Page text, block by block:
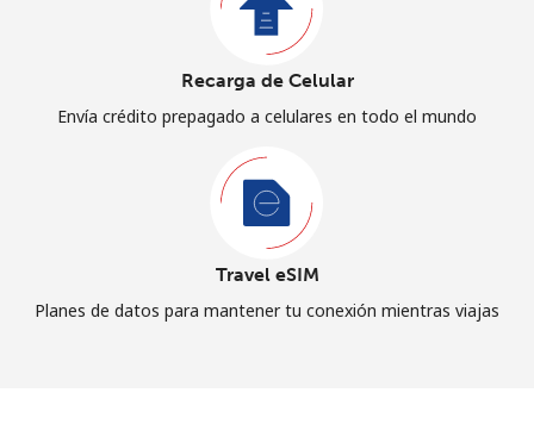
Recarga de Celular
Envía crédito prepagado a celulares en todo el mundo
Travel eSIM
Planes de datos para mantener tu conexión mientras viajas